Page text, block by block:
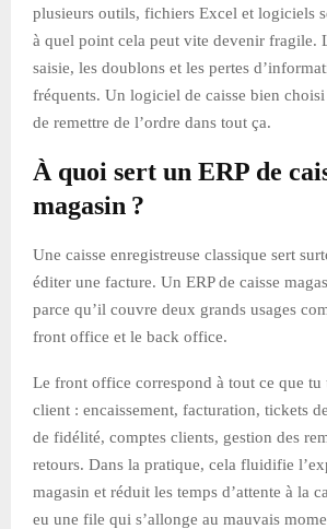
plusieurs outils, fichiers Excel et logiciels
à quel point cela peut vite devenir fragile.
saisie, les doublons et les pertes
fréquents. Un logiciel de caisse bien
de remettre de l’ordre dans tout ça.
À quoi sert un ERP de
magasin ?
Une caisse enregistreuse classique sert
éditer une facture. Un ERP de caisse
parce qu’il couvre deux grands usages
front office et le back office.
Le front office correspond à tout ce que tu
client : encaissement, facturation, tickets
de fidélité, comptes clients, gestion des
retours. Dans la pratique, cela fluidifie
magasin et réduit les temps d’attente à la
eu une file qui s’allonge au mauvais